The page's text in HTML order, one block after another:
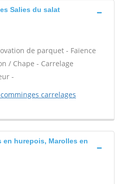
Salies du salat
de parquet - Faïence
/ Chape - Carrelage
-
carrelages
hurepois, Marolles en